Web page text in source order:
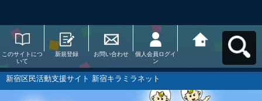
このサイトにつ
いて
新規登録 お問い合わせ
個人会員ログイ
ン
ラミラネットへ
新宿区民活動支援サイト 新宿キラミラネット